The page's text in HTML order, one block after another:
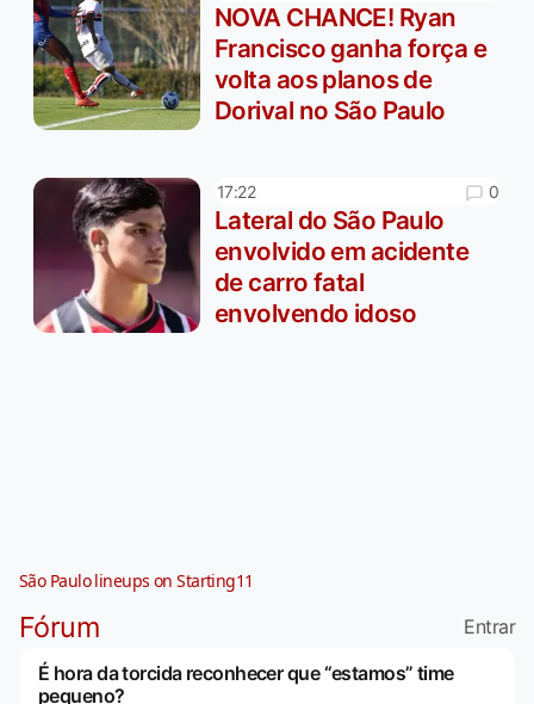
NOVA CHANCE! Ryan
Francisco ganha força e
volta aos planos de
Dorival no São Paulo
17:22 0
Lateral do São Paulo
envolvido em acidente
de carro fatal
envolvendo idoso
São Paulo lineups on Starting11
Fórum
Entrar
É hora da torcida reconhecer que “estamos” time
pequeno?